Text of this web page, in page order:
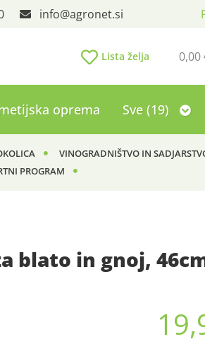
info agronet.si
0,00
Lista želja
oprema Sve (19)
VINOGRADNIŠTVO IN
PROGRAM
blato in gnoj,